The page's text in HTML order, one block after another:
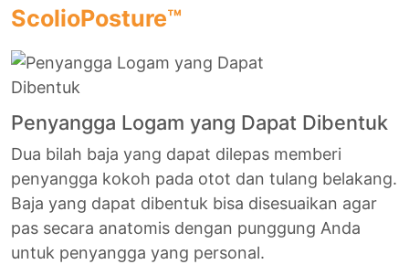
ScolioPosture™
Penyangga Logam yang Dapat Dibentuk
Dua bilah baja yang dapat dilepas memberi
penyangga kokoh pada otot dan tulang belakang.
Baja yang dapat dibentuk bisa disesuaikan agar
pas secara anatomis dengan punggung Anda
untuk penyangga yang personal.